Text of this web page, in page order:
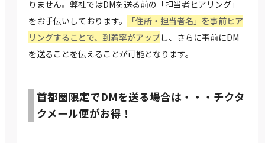
りません。弊社ではDMを送る前の「担当者ヒアリング」
をお手伝いしております。
「住所・担当者名」を事前ヒア
リングすることで、到着率がアップし、さらに事前にDM
を送ることを伝えることが可能となります。
首都圏限定でDMを送る場合は・・・チクタ
クメール便がお得！